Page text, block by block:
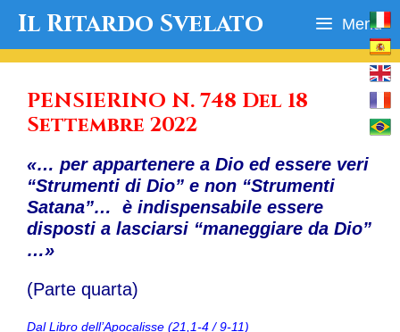
Il Ritardo Svelato Menu
PENSIERINO N. 748 Del 18
Settembre 2022
«… per appartenere a Dio ed essere veri
“Strumenti di Dio” e non “Strumenti
Satana”… è indispensabile essere
disposti a lasciarsi “maneggiare da Dio”
…»
(Parte quarta)
Dal Libro dell’Apocalisse (21,1-4 / 9-11)